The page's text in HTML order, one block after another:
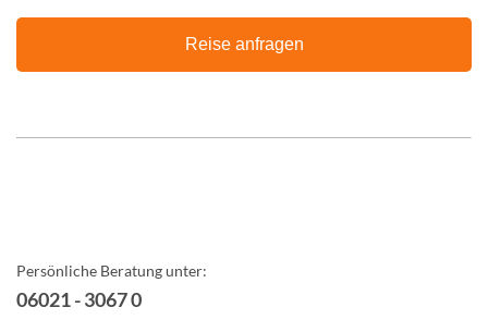
Reise anfragen
Persönliche Beratung unter:
06021 - 3067 0